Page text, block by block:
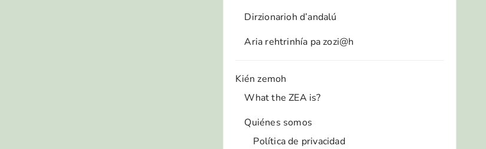
Dirzionarioh d’andalú
Aria rehtrinhía pa zozi@h
Kién zemoh
What the ZEA is?
Quiénes somos
Política de privacidad